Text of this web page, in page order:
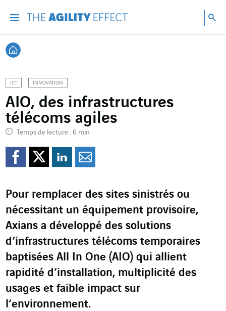
Retour à l'accueil
ICT INNOVATION
AIO, des infrastructures
télécoms agiles
Temps de lecture : 6 min
Partager sur Facebook
Partager sur Twitter
Partager sur
Pour remplacer des sites sinistrés ou
nécessitant un équipement provisoire,
Axians a développé des solutions
d’infrastructures télécoms temporaires
baptisées All In One (AIO) qui allient
rapidité d’installation, multiplicité des
usages et faible impact sur
l’environnement.